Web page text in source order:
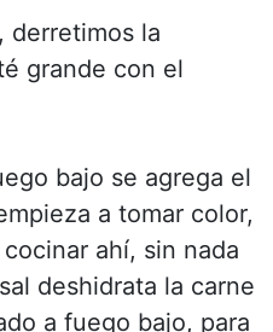
derretimos la
grande con el
bajo se agrega el
a tomar color,
ahí, sin nada
deshidrata la carne
a fuego bajo, para